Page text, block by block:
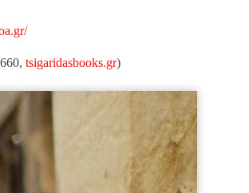
tsigaridasbooks.gr)